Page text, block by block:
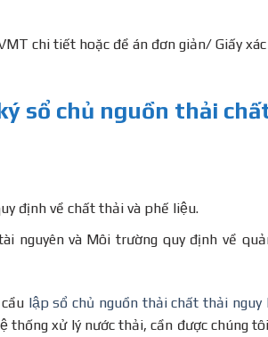
chi tiết hoặc đề án đơn giản/ Giấy xác
sổ chủ nguồn thải
định về chất thải và phế liệu.
nguyên và Môi trường quy định về
lập sổ chủ nguồn thải chất thải nguy
thống xử lý nước thải, cần được chúng